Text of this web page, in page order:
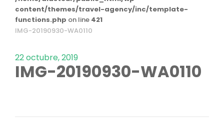
content/themes/travel-agency/inc/template-
functions.php on line 421
IMG-20190930-WA0110
22 octubre, 2019
IMG-20190930-WA0110